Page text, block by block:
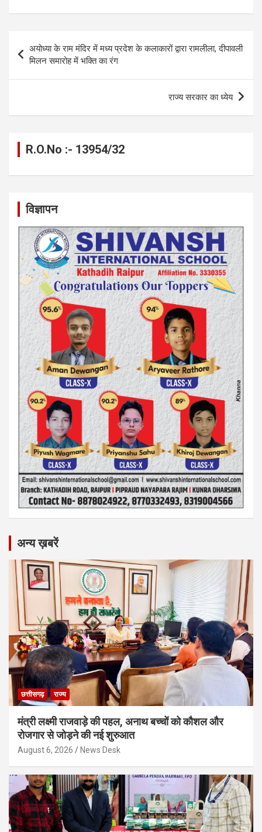
o
o
k
g
er
A
p
p
a
n
k
navigation
अयोध्या के राम मंदिर में मध्य प्रदेश के कलाकारों द्वारा रामलीला, दीपावली
मिलन समारोह में भक्ति का रंग
राज्य सरकार का ध्येय
R.O.No :- 13954/32
विज्ञापन
अन्य ख़बरें
छत्तीसगढ़ राज्य
मंत्री लक्ष्मी राजवाड़े की पहल, अनाथ बच्चों को कौशल और
रोजगार से जोड़ने की नई शुरुआत
August 6, 2026 News Desk